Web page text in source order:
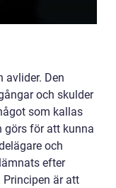
avlider. Den
och skulder
som kallas
görs för att kunna
och
efter
är att